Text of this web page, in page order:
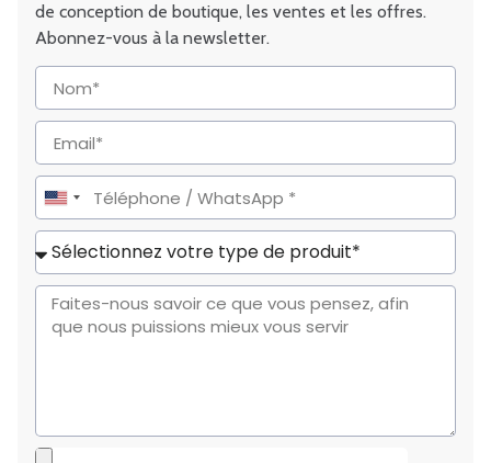
de conception de boutique, les ventes et les offres.
Abonnez-vous à la newsletter.
United
States
+1